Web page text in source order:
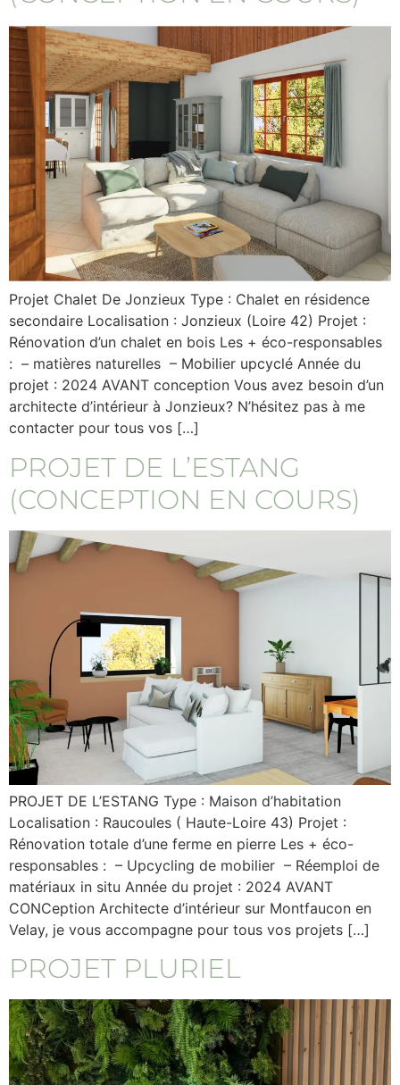
Projet Chalet De Jonzieux Type : Chalet en résidence
secondaire Localisation : Jonzieux (Loire 42) Projet :
Rénovation d’un chalet en bois Les + éco-responsables
: – matières naturelles – Mobilier upcyclé Année du
projet : 2024 AVANT conception Vous avez besoin d’un
architecte d’intérieur à Jonzieux? N’hésitez pas à me
contacter pour tous vos […]
PROJET DE L’ESTANG
(CONCEPTION EN COURS)
PROJET DE L’ESTANG Type : Maison d’habitation
Localisation : Raucoules ( Haute-Loire 43) Projet :
Rénovation totale d’une ferme en pierre Les + éco-
responsables : – Upcycling de mobilier – Réemploi de
matériaux in situ Année du projet : 2024 AVANT
CONCeption Architecte d’intérieur sur Montfaucon en
Velay, je vous accompagne pour tous vos projets […]
PROJET PLURIEL